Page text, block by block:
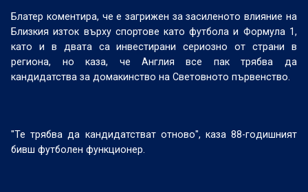
Блатер коментира, че е загрижен за засиленото влияние на
Близкия изток върху спортове като футбола и Формула 1,
като и в двата са инвестирани сериозно от страни в
региона, но каза, че Англия все пак трябва да
кандидатства за домакинство на Световното първенство.
"Те трябва да кандидатстват отново", каза 88-годишният
бивш футболен функционер.